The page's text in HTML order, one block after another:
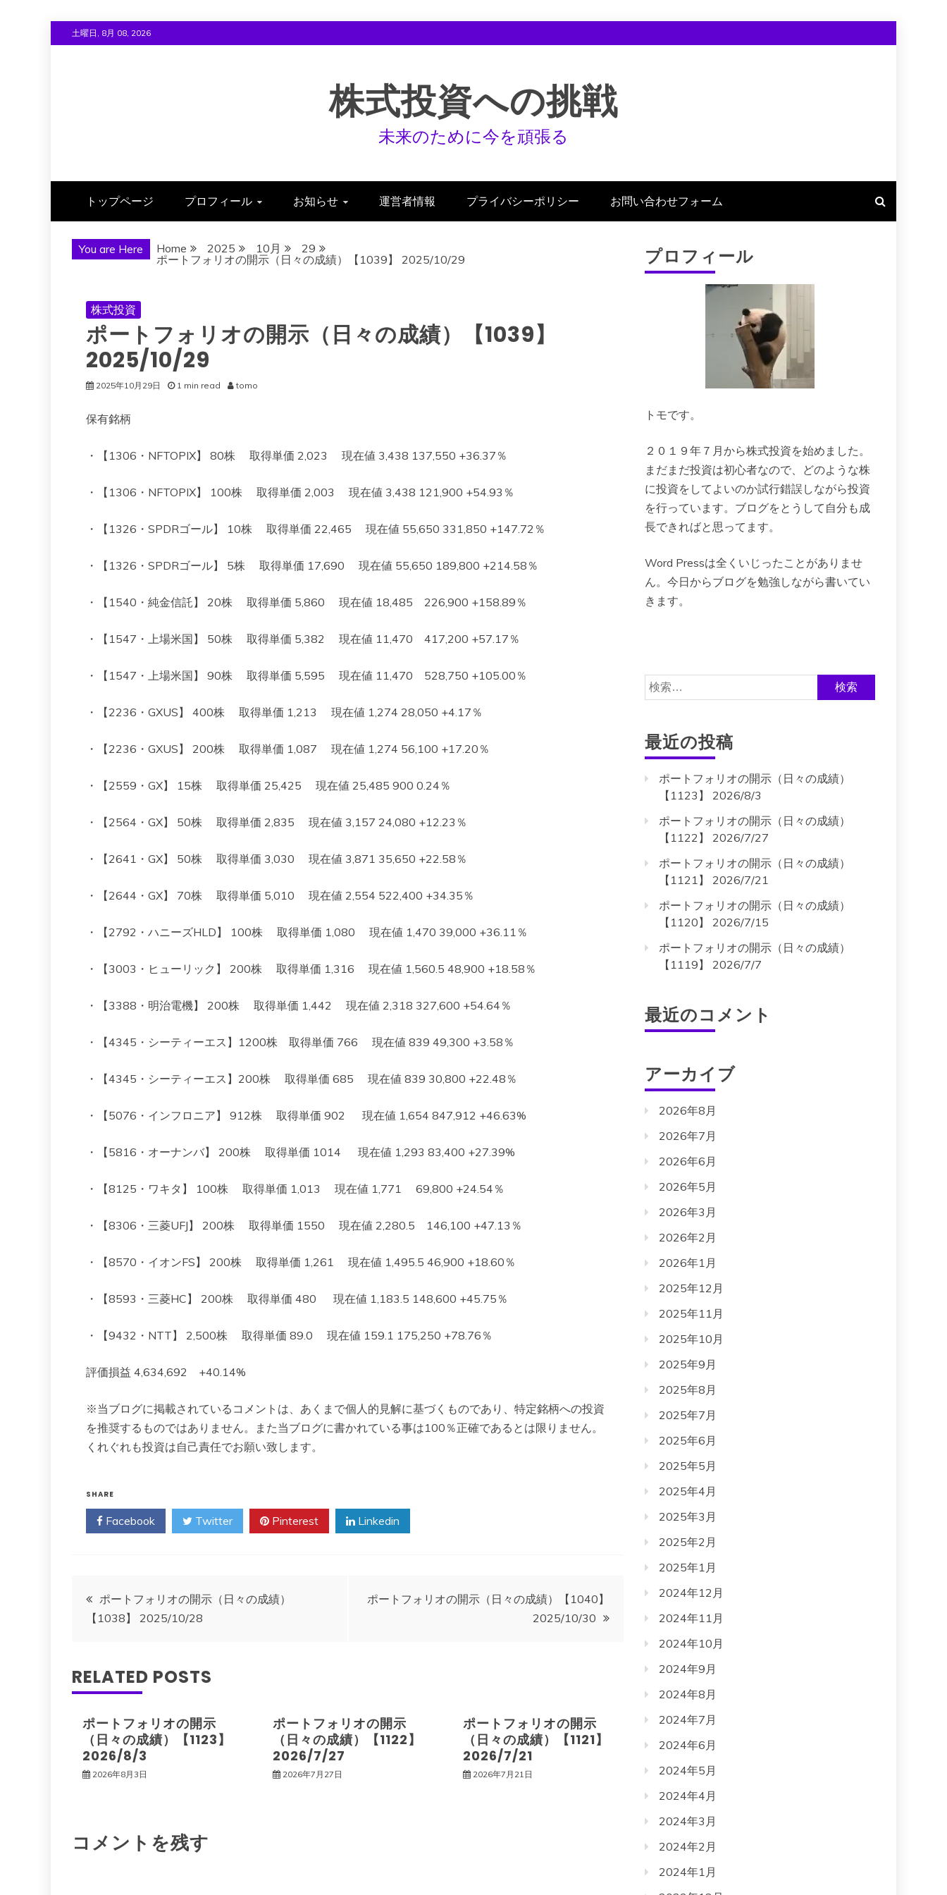
to
土曜日, 8月 08, 2026
株式投資への挑戦
未来のために今を頑張る
トップページ プロフィール お知らせ 運営者情報 プライバシーポリシー お問い合わせフォーム
You are Here Home 2025 10月
29
ポートフォリオの開示（日々の成績）【1039】 2025/10/29
株式投資
ポートフォリオの開示（日々の成績）【1039】
2025/10/29
2025年10月29日 1 min read tomo
保有銘柄
・【1306・NFTOPIX】 80株 取得単価 2,023 現在値 3,438 137,550 +36.37％
・【1306・NFTOPIX】 100株 取得単価 2,003 現在値 3,438 121,900 +54.93％
・【1326・SPDRゴール】 10株 取得単価 22,465 現在値 55,650 331,850 +147.72％
・【1326・SPDRゴール】 5株 取得単価 17,690 現在値 55,650 189,800 +214.58％
・【1540・純金信託】 20株 取得単価 5,860 現在値 18,485 226,900 +158.89％
・【1547・上場米国】 50株 取得単価 5,382 現在値 11,470 417,200 +57.17％
・【1547・上場米国】 90株 取得単価 5,595 現在値 11,470 528,750 +105.00％
・【2236・GXUS】 400株 取得単価 1,213 現在値 1,274 28,050 +4.17％
・【2236・GXUS】 200株 取得単価 1,087 現在値 1,274 56,100 +17.20％
・【2559・GX】 15株 取得単価 25,425 現在値 25,485 900 0.24％
・【2564・GX】 50株 取得単価 2,835 現在値 3,157 24,080 +12.23％
・【2641・GX】 50株 取得単価 3,030 現在値 3,871 35,650 +22.58％
・【2644・GX】 70株 取得単価 5,010 現在値 2,554 522,400 +34.35％
・【2792・ハニーズHLD】 100株 取得単価 1,080 現在値 1,470 39,000 +36.11％
・【3003・ヒューリック】 200株 取得単価 1,316 現在値 1,560.5 48,900 +18.58％
・【3388・明治電機】 200株 取得単価 1,442 現在値 2,318 327,600 +54.64％
・【4345・シーティーエス】1200株 取得単価 766 現在値 839 49,300 +3.58％
・【4345・シーティーエス】200株 取得単価 685 現在値 839 30,800 +22.48％
・【5076・インフロニア】 912株 取得単価 902 現在値 1,654 847,912 +46.63%
・【5816・オーナンバ】 200株 取得単価 1014 現在値 1,293 83,400 +27.39%
・【8125・ワキタ】 100株 取得単価 1,013 現在値 1,771 69,800 +24.54％
・【8306・三菱UFJ】 200株 取得単価 1550 現在値 2,280.5 146,100 +47.13％
・【8570・イオンFS】 200株 取得単価 1,261 現在値 1,495.5 46,900 +18.60％
・【8593・三菱HC】 200株 取得単価 480 現在値 1,183.5 148,600 +45.75％
・【9432・NTT】 2,500株 取得単価 89.0 現在値 159.1 175,250 +78.76％
評価損益 4,634,692 +40.14%
※当ブログに掲載されているコメントは、あくまで個人的見解に基づくものであり、特定銘柄への投資
を推奨するものではありません。また当ブログに書かれている事は100％正確であるとは限りません。
くれぐれも投資は自己責任でお願い致します。
SHARE
Facebook Twitter Pinterest Linkedin
投
稿
ナ
ゲ
ー
ョ
ポートフォリオの開示（日々の成績）
【1038】 2025/10/28
ポートフォリオの開示（日々の成績）【1040】
2025/10/30
RELATED POSTS
ポートフォリオの開示
（日々の成績）【1123】
2026/8/3
2026年8月3日
ポートフォリオの開示
（日々の成績）【1122】
2026/7/27
2026年7月27日
ポートフォリオの開示
（日々の成績）【1121】
2026/7/21
2026年7月21日
コメントを残す
プロフィール
トモです。
２０１９年７月から株式投資を始めました。
まだまだ投資は初心者なので、どのような株
に投資をしてよいのか試行錯誤しながら投資
を行っています。ブログをとうして自分も成
長できればと思ってます。
Word Pressは全くいじったことがありませ
ん。今日からブログを勉強しながら書いてい
きます。
検
索:
最近の投稿
ポートフォリオの開示（日々の成績）
【1123】 2026/8/3
ポートフォリオの開示（日々の成績）
【1122】 2026/7/27
ポートフォリオの開示（日々の成績）
【1121】 2026/7/21
ポートフォリオの開示（日々の成績）
【1120】 2026/7/15
ポートフォリオの開示（日々の成績）
【1119】 2026/7/7
最近のコメント
アーカイブ
2026年8月
2026年7月
2026年6月
2026年5月
2026年3月
2026年2月
2026年1月
2025年12月
2025年11月
2025年10月
2025年9月
2025年8月
2025年7月
2025年6月
2025年5月
2025年4月
2025年3月
2025年2月
2025年1月
2024年12月
2024年11月
2024年10月
2024年9月
2024年8月
2024年7月
2024年6月
2024年5月
2024年4月
2024年3月
2024年2月
2024年1月